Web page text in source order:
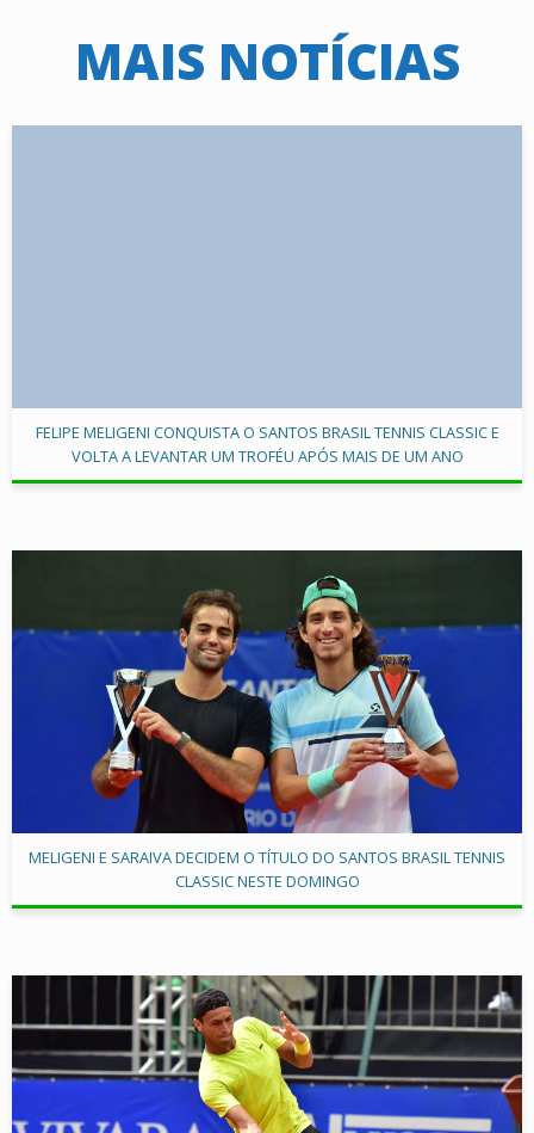
MAIS NOTÍCIAS
FELIPE MELIGENI CONQUISTA O SANTOS BRASIL TENNIS CLASSIC E
VOLTA A LEVANTAR UM TROFÉU APÓS MAIS DE UM ANO
MELIGENI E SARAIVA DECIDEM O TÍTULO DO SANTOS BRASIL TENNIS
CLASSIC NESTE DOMINGO